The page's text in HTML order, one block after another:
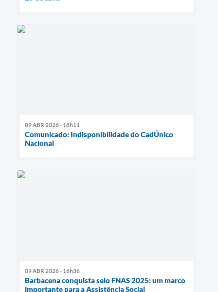
09 ABR 2026 - 18h11
Comunicado: Indisponibilidade do CadÚnico
Nacional
09 ABR 2026 - 16h36
Barbacena conquista selo FNAS 2025: um marco
importante para a Assistência Social